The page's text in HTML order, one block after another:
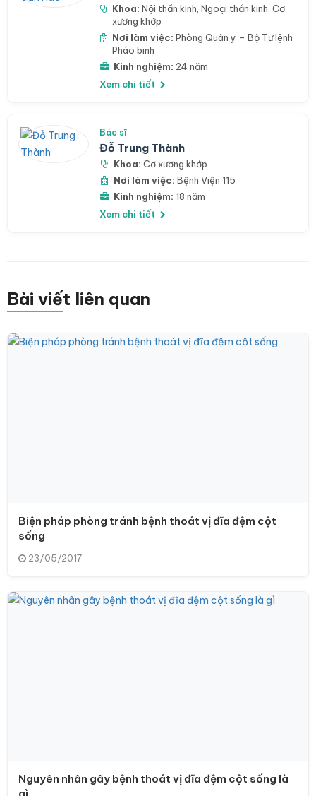
Khoa: Nội thần kinh Ngoại thần kinh Cơ
xương khớp
Nơi làm việc: Phòng Quân y – Bộ Tư lệnh
Pháo binh
Kinh nghiệm: 24 năm
Xem chi tiết
Bác sĩ
Đỗ Trung Thành
Khoa: Cơ xương khớp
Nơi làm việc: Bệnh Viện 115
Kinh nghiệm: 18 năm
Xem chi tiết
Bài viết liên quan
Biện pháp phòng tránh bệnh thoát vị đĩa đệm cột
sống
23/05/2017
Nguyên nhân gây bệnh thoát vị đĩa đệm cột sống là